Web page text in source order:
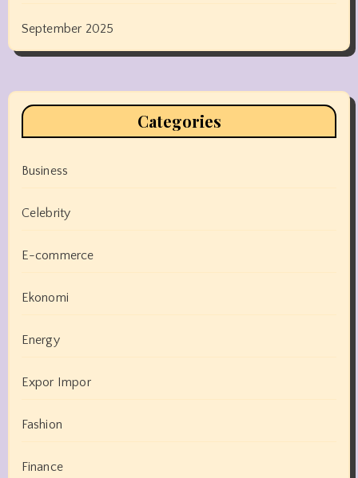
September 2025
Categories
Business
Celebrity
E-commerce
Ekonomi
Energy
Expor Impor
Fashion
Finance